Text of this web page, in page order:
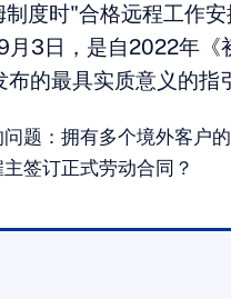
制度时"合格远程工作
3日，是自2022年《
的最具实质意义的指
题：拥有多个境外客户
签订正式劳动合同？